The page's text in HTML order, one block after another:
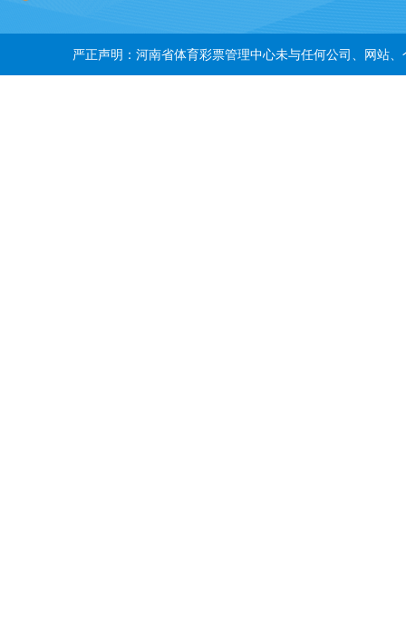
严正声明：河南省体育彩票管理中心未与任何公司、网站